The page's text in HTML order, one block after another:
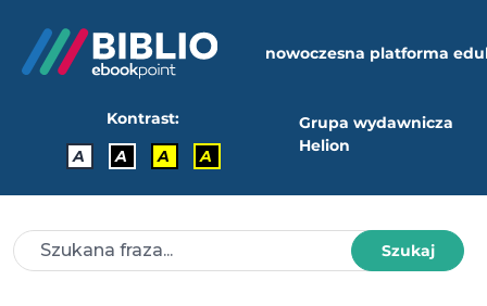
nowoczesna platforma
Kontrast:
A
A A A
Grupa wydawnicza
Helion
Szukaj